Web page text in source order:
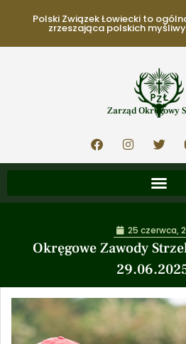
Polski Związek Łowiecki to
zrzeszająca polskich
Zarząd Okręgowy
Okręgowe Zawody
25 czerwca,